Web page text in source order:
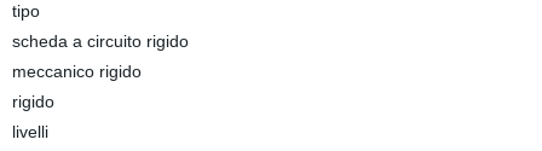
tipo
scheda a circuito rigido
meccanico rigido
rigido
livelli